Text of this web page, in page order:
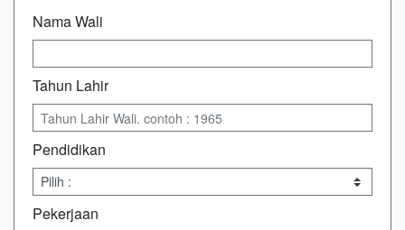
Nama Wali
Tahun Lahir
Pendidikan
Pekerjaan